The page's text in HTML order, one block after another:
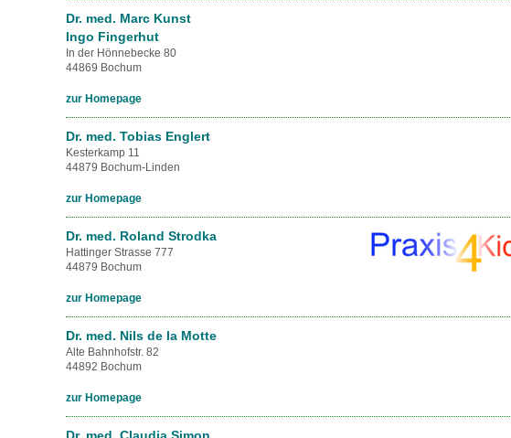
Dr. med. Marc Kunst
Ingo Fingerhut
In der Hönnebecke 80
44869 Bochum
zur Homepage
Dr. med. Tobias Englert
Kesterkamp 11
44879 Bochum-Linden
zur Homepage
Dr. med. Roland Strodka
Hattinger Strasse 777
44879 Bochum
zur Homepage
Dr. med. Nils de la Motte
Alte Bahnhofstr. 82
44892 Bochum
zur Homepage